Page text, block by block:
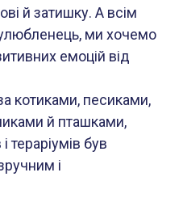
й затишку. А всім
ми хочемо
емоцій від
котиками, песиками,
й пташками,
тераріумів був
і